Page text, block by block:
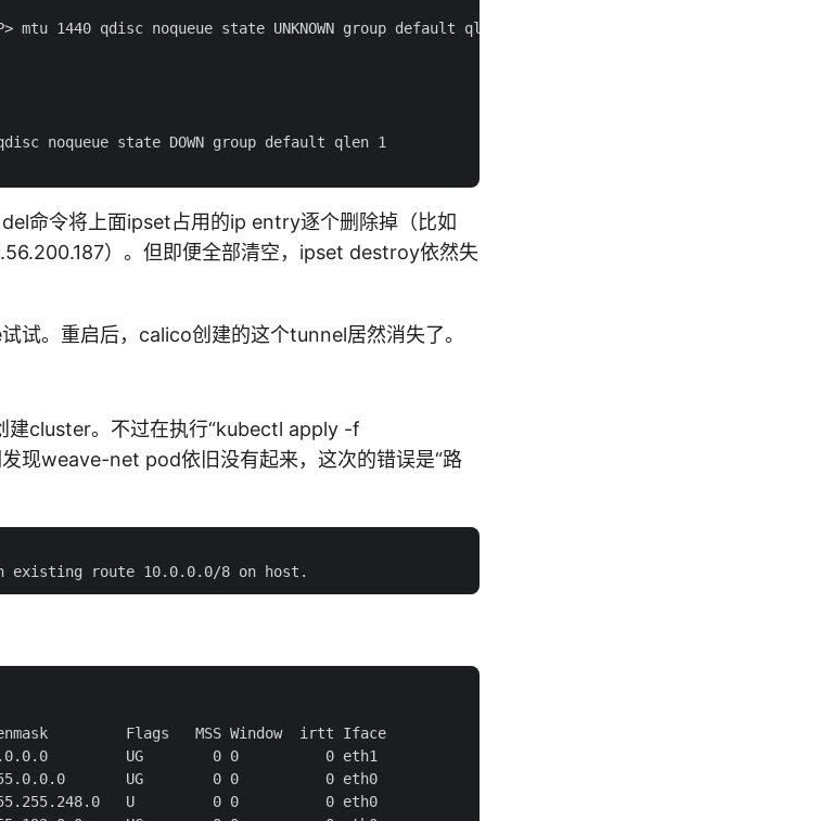
mtu 1440 qdisc noqueue state UNKNOWN group default qlen 1
qdisc noqueue state DOWN group default qlen 1
命令将上面ipset占用的ip entry逐个删除掉（比如
）。但即便全部清空，ipset destroy依然失
试。重启后，calico创建的这个tunnel居然消失了。
建cluster。不过在执行“kubectl apply -f
发现weave-net pod依旧没有起来，这次的错误是“路
Flags   MSS Window  irtt Iface
UG        0 0          0 eth1
UG        0 0          0 eth0
U         0 0          0 eth0